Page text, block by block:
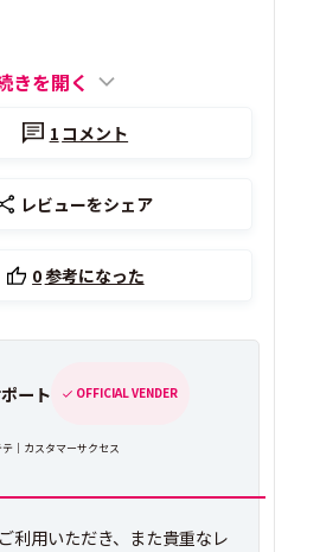
きを開く
1 コメント
レビューをシェア
0参考になった
ート OFFICIAL VENDER
｜カスタマーサクセス
利用いただき、また貴重なレ